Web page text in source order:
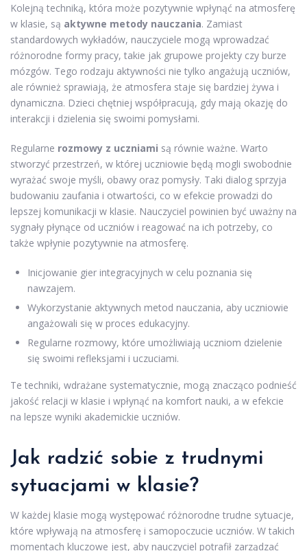
Kolejną techniką, która może pozytywnie wpłynąć na atmosferę
w klasie, są aktywne metody nauczania. Zamiast
standardowych wykładów, nauczyciele mogą wprowadzać
różnorodne formy pracy, takie jak grupowe projekty czy burze
mózgów. Tego rodzaju aktywności nie tylko angażują uczniów,
ale również sprawiają, że atmosfera staje się bardziej żywa i
dynamiczna. Dzieci chętniej współpracują, gdy mają okazję do
interakcji i dzielenia się swoimi pomysłami.
Regularne rozmowy z uczniami są równie ważne. Warto
stworzyć przestrzeń, w której uczniowie będą mogli swobodnie
wyrażać swoje myśli, obawy oraz pomysły. Taki dialog sprzyja
budowaniu zaufania i otwartości, co w efekcie prowadzi do
lepszej komunikacji w klasie. Nauczyciel powinien być uważny na
sygnały płynące od uczniów i reagować na ich potrzeby, co
także wpłynie pozytywnie na atmosferę.
Inicjowanie gier integracyjnych w celu poznania się
nawzajem.
Wykorzystanie aktywnych metod nauczania, aby uczniowie
angażowali się w proces edukacyjny.
Regularne rozmowy, które umożliwiają uczniom dzielenie
się swoimi refleksjami i uczuciami.
Te techniki, wdrażane systematycznie, mogą znacząco podnieść
jakość relacji w klasie i wpłynąć na komfort nauki, a w efekcie
na lepsze wyniki akademickie uczniów.
Jak radzić sobie z trudnymi
sytuacjami w klasie?
W każdej klasie mogą występować różnorodne trudne sytuacje,
które wpływają na atmosferę i samopoczucie uczniów. W takich
momentach kluczowe jest, aby nauczyciel potrafił zarządzać